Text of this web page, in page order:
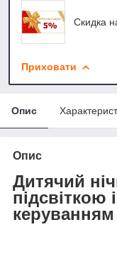
Скидка
Приховати
Опис
Опис
Дитячий
підсвіткою